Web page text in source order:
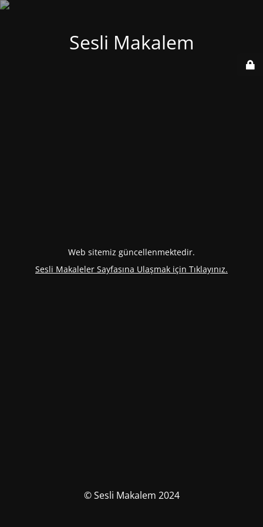
Sesli Makalem
Web sitemiz güncellenmektedir.
Sesli Makaleler Sayfasına Ulaşmak için Tıklayınız.
© Sesli Makalem 2024